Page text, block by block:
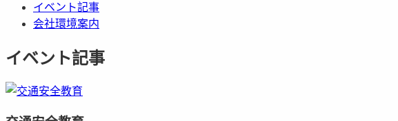
イベント記事
会社環境案内
イベント記事